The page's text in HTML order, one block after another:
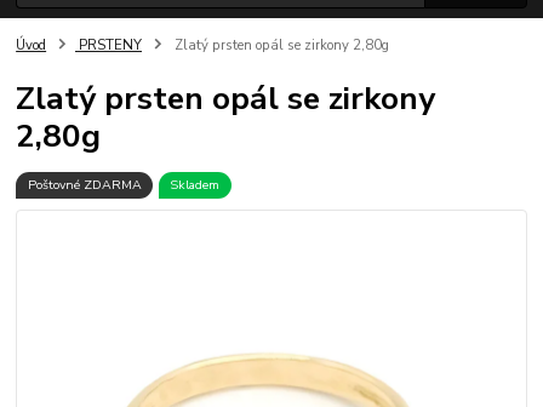
Úvod PRSTENY Zlatý prsten opál se zirkony 2,80g
Zlatý prsten opál se zirkony
2,80g
Poštovné ZDARMA Skladem